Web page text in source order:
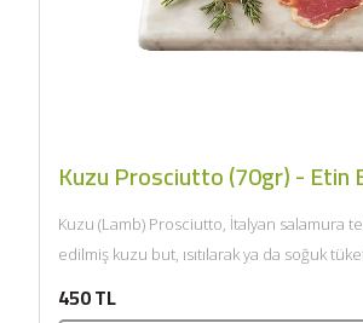
Kuzu Prosciutto (70gr) - Etin
Kuzu (Lamb) Prosciutto, İtalyan salamura
edilmiş kuzu but, ısıtılarak ya da soğuk tüketilir.
450 TL